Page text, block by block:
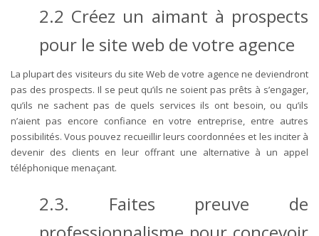
2.2 Créez un aimant à prospects
pour le site web de votre agence
La plupart des visiteurs du site Web de votre agence ne deviendront
pas des prospects. Il se peut qu’ils ne soient pas prêts à s’engager,
qu’ils ne sachent pas de quels services ils ont besoin, ou qu’ils
n’aient pas encore confiance en votre entreprise, entre autres
possibilités. Vous pouvez recueillir leurs coordonnées et les inciter à
devenir des clients en leur offrant une alternative à un appel
téléphonique menaçant.
2.3. Faites preuve de